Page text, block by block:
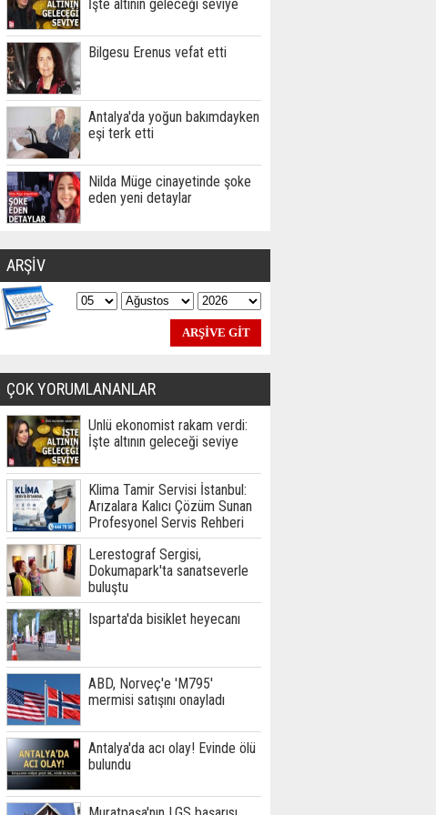
İşte altının geleceği seviye
Bilgesu Erenus vefat etti
Antalya'da yoğun bakımdayken
eşi terk etti
Nilda Müge cinayetinde şoke
eden yeni detaylar
ARŞİV
ÇOK YORUMLANANLAR
Ünlü ekonomist rakam verdi:
İşte altının geleceği seviye
Klima Tamir Servisi İstanbul:
Arızalara Kalıcı Çözüm Sunan
Profesyonel Servis Rehberi
Lerestograf Sergisi,
Dokumapark'ta sanatseverle
buluştu
Isparta'da bisiklet heyecanı
ABD, Norveç'e 'M795'
mermisi satışını onayladı
Antalya'da acı olay! Evinde ölü
bulundu